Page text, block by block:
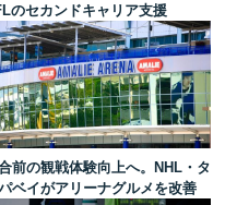
のセカンドキャリア支援
前の観戦体験向上へ。NHL・タ
ベイがアリーナグルメを改善